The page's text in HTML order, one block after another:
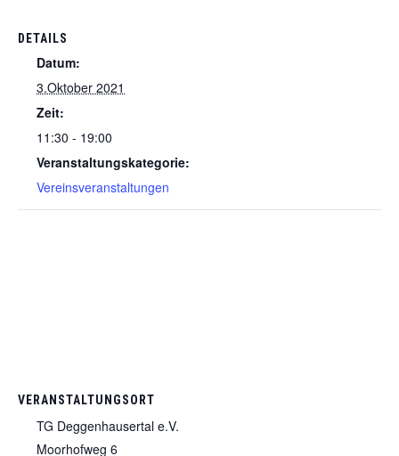
DETAILS
Datum:
3.Oktober 2021
Zeit:
11:30 - 19:00
Veranstaltungskategorie:
Vereinsveranstaltungen
VERANSTALTUNGSORT
TG Deggenhausertal e.V.
Moorhofweg 6